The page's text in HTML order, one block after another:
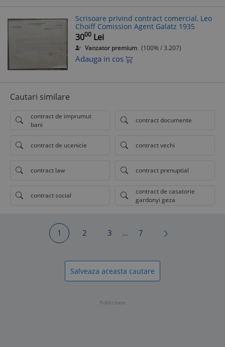
Scrisoare privind contract comercial, Leo
Choiff Comission Agent Galatz 1935
3000 Lei
Vanzator premium (100% / 3.207)
Adauga in cos
Cautari similare
contract de imprumut
bani
contract documente
contract de ucenicie contract vechi
contract law contract prenuptial
contract social
contract de casatorie
gardonyi geza
1 2 3 ... 7
Salveaza aceasta cautare
Publicitate